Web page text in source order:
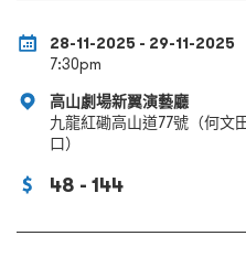
28-11-2025 - 29-11-2025
7:30pm
高山劇場新翼演藝廳
九龍紅磡高山道77號（何文
口）
48 - 144